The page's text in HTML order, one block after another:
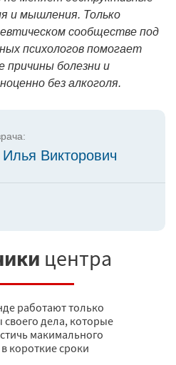
и мышления. Только
сообществе под
психологов помогает
причины болезни и
без алкоголя.
Викторович
центра
работают только
дела, которые
макимального
в короткие сроки